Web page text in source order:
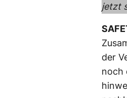
jetzt
der
noch